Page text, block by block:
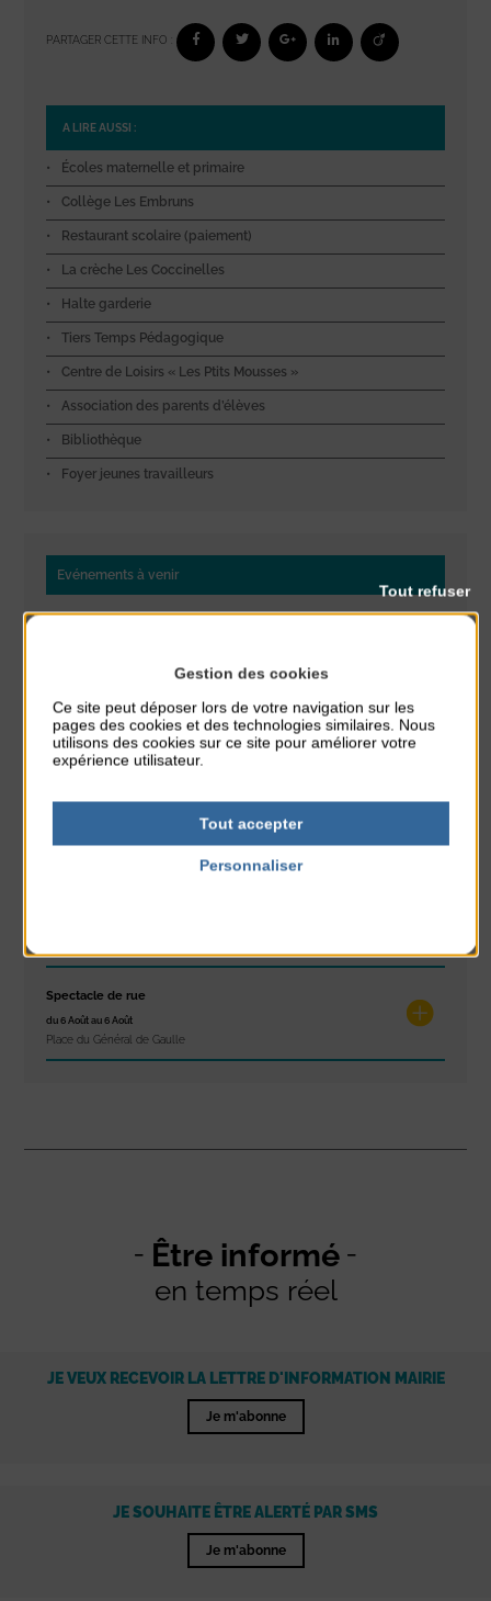
PARTAGER CETTE INFO :
A LIRE AUSSI :
Écoles maternelle et primaire
Collège Les Embruns
Restaurant scolaire (paiement)
La crèche Les Coccinelles
Halte garderie
Tiers Temps Pédagogique
Centre de Loisirs « Les Ptits Mousses »
Association des parents d’élèves
Bibliothèque
Foyer jeunes travailleurs
Evénements à venir
Stretching
du 3 Août au 7 Août
Plage du passous
Spectacle de rue
du 6 Août au 6 Août
Place du Général de Gaulle
Être informé
en temps réel
JE VEUX RECEVOIR LA LETTRE D'INFORMATION MAIRIE
Je m'abonne
JE SOUHAITE ÊTRE ALERTÉ PAR SMS
Je m'abonne
Gestion des cookies
Ce site peut déposer lors de votre navigation sur les
pages des cookies et des technologies similaires. Nous
utilisons des cookies sur ce site pour améliorer votre
expérience utilisateur.
Tout accepter
Tout refuser
Personnaliser